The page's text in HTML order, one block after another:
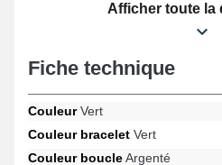
horlogère, ce bracelet de montre
spécifications des passionnés
adaptabilité pour les références
Peak, Vertical, Race, Race S et bien
Ce produit horloger cuir synthétique
précisément à différents modèles de
Afficher toute la
Fiche technique
CouleurVert
Couleur bracelet Vert
Couleur boucleArgenté